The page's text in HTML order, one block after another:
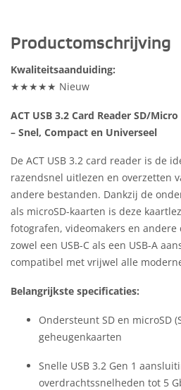
Productomschrijving
Kwaliteitsaanduiding:
★★★★★ Nieuw
ACT USB 3.2 Card Reader SD/
– Snel, Compact en Universeel
De ACT USB 3.2 card reader is de
razendsnel uitlezen en overzetten
andere bestanden. Dankzij de
als microSD-kaarten is deze
fotografen, videomakers en
zowel een USB-C als een USB-A
compatibel met vrijwel alle
Belangrijkste specificaties:
Ondersteunt SD en microSD
geheugenkaarten
Snelle USB 3.2 Gen 1
overdrachtssnelheden tot 5